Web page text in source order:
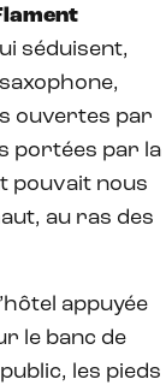
séduisent,
ouvertes par
portées par la
pouvait nous
au ras des
appuyée
le banc de
les pieds